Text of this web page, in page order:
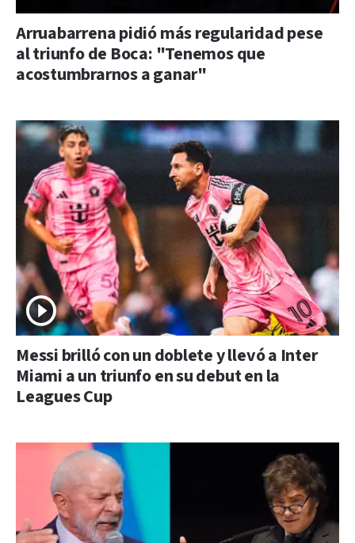
Arruabarrena pidió más regularidad pese
al triunfo de Boca: "Tenemos que
acostumbrarnos a ganar"
Messi brilló con un doblete y llevó a Inter
Miami a un triunfo en su debut en la
Leagues Cup